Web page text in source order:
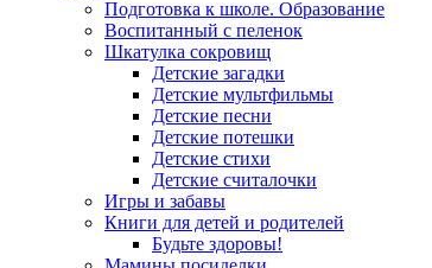
Подготовка к школе. Образование
Воспитанный с пеленок
Шкатулка сокровищ
Детские загадки
Детские мультфильмы
Детские песни
Детские потешки
Детские стихи
Детские считалочки
Игры и забавы
Книги для детей и родителей
Будьте здоровы!